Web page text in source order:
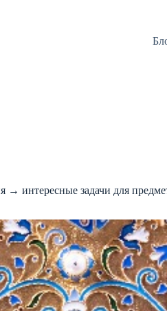
→ интересные задачи для